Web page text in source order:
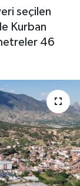
seçilen
Kurban
46